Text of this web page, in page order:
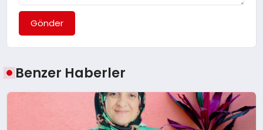
Gönder
Benzer Haberler